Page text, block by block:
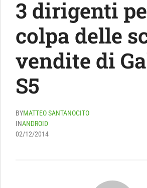
3 dirigenti
colpa delle
vendite di
S5
BYMATTEO SANTANOCITO
INANDROID
02/12/2014